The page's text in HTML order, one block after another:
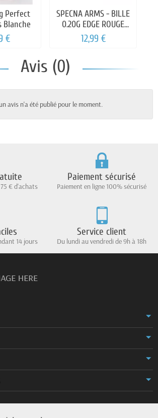
Perfect
Blanche
€
SPECNA ARMS - BILLE
0.20G EDGE ROUGE
TRACANTE 1000BILLES
12,99 €
Avis (0)
avis n'a été publié pour le moment.
€ d'achats
Paiement sécurisé
Paiement en ligne 100% sécurisé
14 jours
Service client
Du lundi au vendredi de 9h à 18h